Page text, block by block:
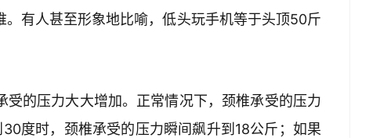
有人甚至形象地比喻，低头玩手机等于头顶50斤
的压力大大增加。正常情况下，颈椎承受的压力
度时，颈椎承受的压力瞬间飙升到18公斤；如果